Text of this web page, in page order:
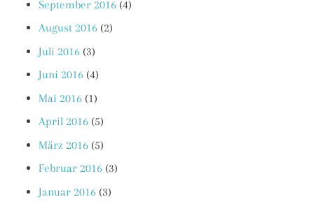
September 2016 (4)
August 2016 (2)
Juli 2016 (3)
Juni 2016 (4)
Mai 2016 (1)
April 2016 (5)
März 2016 (5)
Februar 2016 (3)
Januar 2016 (3)